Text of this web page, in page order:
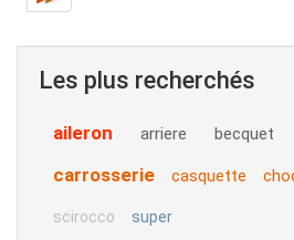
Les plus recherchés
aileron arriere becquet
carrosserie casquette
scirocco super